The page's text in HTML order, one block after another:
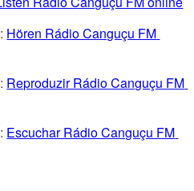
Hören Rádio Canguçu FM
Reproduzir Rádio Canguçu FM
Escuchar Rádio Canguçu FM